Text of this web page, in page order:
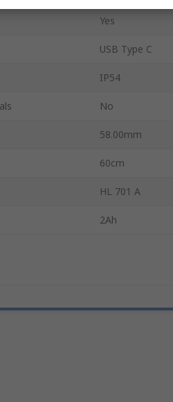
Yes
USB Type C
IP54
No
58.00mm
60cm
HL 701 A
2Ah